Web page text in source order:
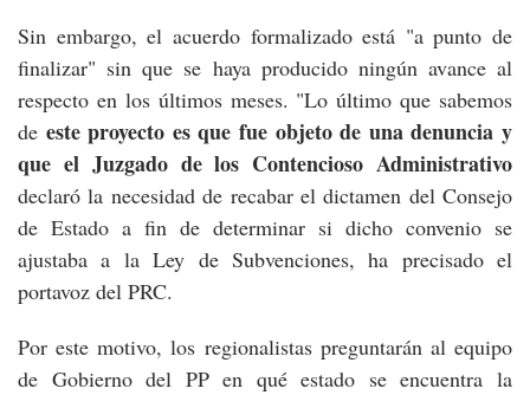
Sin embargo, el acuerdo formalizado está "a punto de
finalizar" sin que se haya producido ningún avance al
respecto en los últimos meses. "Lo último que sabemos
de este proyecto es que fue objeto de una denuncia y
que el Juzgado de los Contencioso Administrativo
declaró la necesidad de recabar el dictamen del Consejo
de Estado a fin de determinar si dicho convenio se
ajustaba a la Ley de Subvenciones, ha precisado el
portavoz del PRC.
Por este motivo, los regionalistas preguntarán al equipo
de Gobierno del PP en qué estado se encuentra la